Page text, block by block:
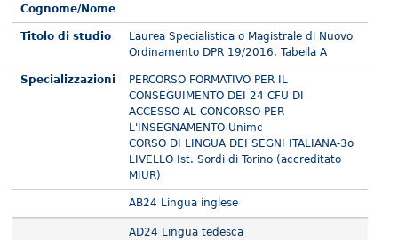
Cognome/Nome
Titolo di studio
Laurea Specialistica o Magistrale di Nuovo
Ordinamento DPR 19/2016, Tabella A
Specializzazioni
PERCORSO FORMATIVO PER IL
CONSEGUIMENTO DEI 24 CFU DI
ACCESSO AL CONCORSO PER
L'INSEGNAMENTO Unimc
CORSO DI LINGUA DEI SEGNI ITALIANA-3o
LIVELLO Ist. Sordi di Torino (accreditato
MIUR)
AB24 Lingua inglese
AD24 Lingua tedesca